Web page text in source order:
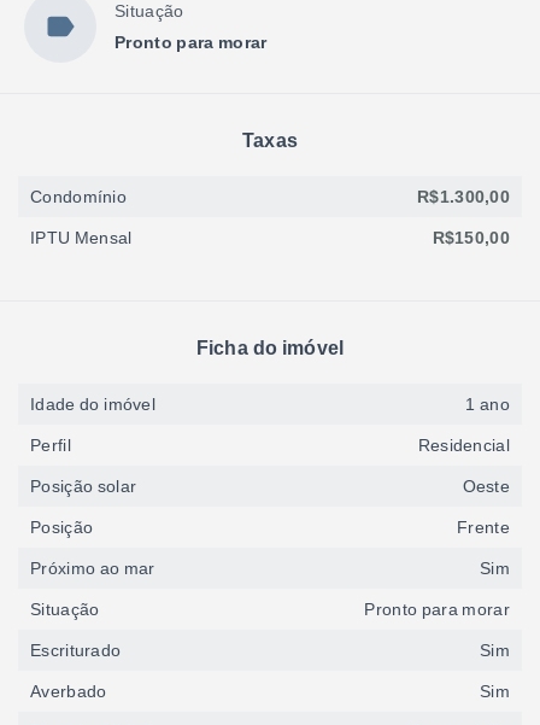
Situação
Pronto para morar
Taxas
Condomínio R$1.300,00
IPTU Mensal R$150,00
Ficha do imóvel
Idade do imóvel 1 ano
Perfil Residencial
Posição solar Oeste
Posição Frente
Próximo ao mar Sim
Situação Pronto para morar
Escriturado Sim
Averbado Sim